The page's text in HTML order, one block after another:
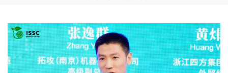
Português(Portugal)
Português(Brasil)